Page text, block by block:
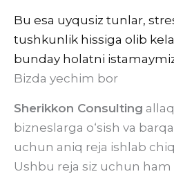
Bu esa uyqusiz tunlar,
tushkunlik hissiga olib
bunday holatni
Bizda yechim bor
Sherikkon Consulting
bizneslarga o‘sish va
uchun aniq reja ishlab
Ushbu reja siz uchun ham